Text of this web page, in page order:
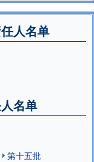
人名单
名单
第十五批